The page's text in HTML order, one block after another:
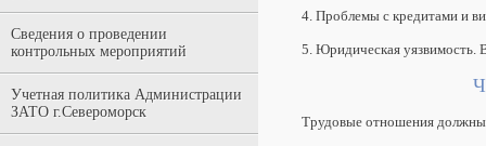
Сведения о проведении
контрольных мероприятий
Учетная политика Администрации
ЗАТО г.Североморск
4. Проблемы с кредитами и
5. Юридическая уязвимость.
Трудовые отношения должны